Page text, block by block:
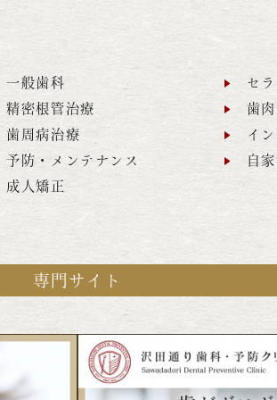
一般歯科
精密根管治療
歯周病治療
予防・メンテナンス
成人矯正
セ
歯
イ
自
専門サイト